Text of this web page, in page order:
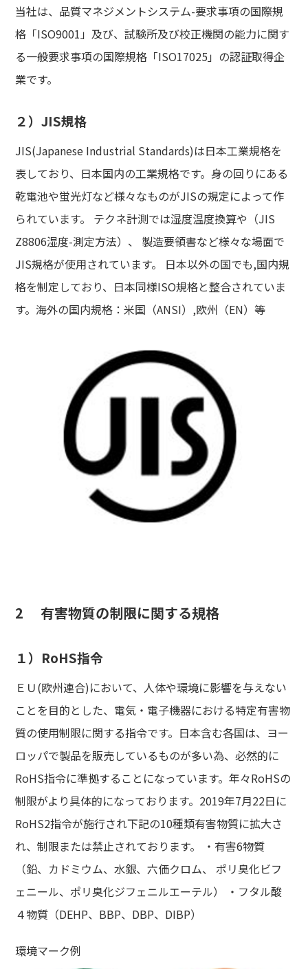
当社は、品質マネジメントシステム-要求事項の国際規
格「ISO9001」及び、試験所及び校正機関の能力に関す
る一般要求事項の国際規格「ISO17025」の認証取得企
業です。
２）JIS規格
JIS(Japanese Industrial Standards)は日本工業規格を
表しており、日本国内の工業規格です。身の回りにある
乾電池や蛍光灯など様々なものがJISの規定によって作
られています。 テクネ計測では湿度温度換算や（JIS
Z8806湿度-測定方法）、 製造要領書など様々な場面で
JIS規格が使用されています。 日本以外の国でも,国内規
格を制定しており、日本同様ISO規格と整合されていま
す。海外の国内規格：米国（ANSI）,欧州（EN）等
2 有害物質の制限に関する規格
１）RoHS指令
ＥＵ(欧州連合)において、人体や環境に影響を与えない
ことを目的とした、電気・電子機器における特定有害物
質の使用制限に関する指令です。日本含む各国は、ヨー
ロッパで製品を販売しているものが多い為、必然的に
RoHS指令に準拠することになっています。年々RoHSの
制限がより具体的になっております。2019年7月22日に
RoHS2指令が施行され下記の10種類有害物質に拡大さ
れ、制限または禁止されております。 ・有害6物質
（鉛、カドミウム、水銀、六価クロム、 ポリ臭化ビフ
ェニール、ポリ臭化ジフェニルエーテル） ・フタル酸
４物質（DEHP、BBP、DBP、DIBP）
環境マーク例